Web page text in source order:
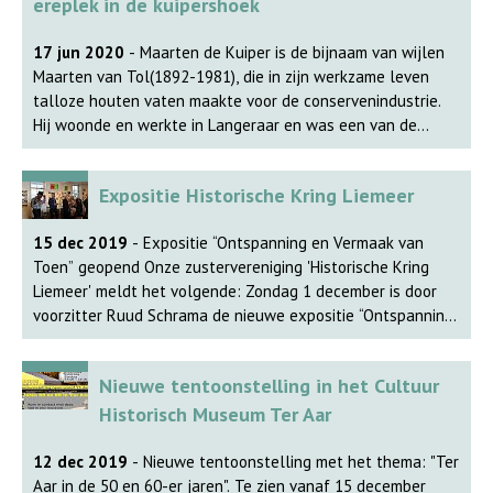
geopend op woensdag, zaterdag en zondag van 14:00 tot
16:00 uur.
17 jun 2020 - Maarten de Kuiper is de bijnaam van wijlen
Maarten van Tol(1892-1981), die in zijn werkzame leven
talloze houten vaten maakte voor de conservenindustrie.
Hij woonde en werkte in Langeraar en was een van de
makers en restaurateurs van houten vaten, waarin
augurken werden bewaard en vervoerd. De houten vaten
waren onmisbaar in de conservenindustrie van Ter Aar. De
verzameling kwam na diens overlijden terecht bij
kleindochter Jeannette van der Geest-van Tol, die
tenslotte het museum belde en de gehele verzameling
schonk aan het museum in Ter Aar. “Ja, mijn man bewaarde
het jarenlang in ons magazijn, maar ik heb liever, dat
mensen het gereedschap kunnen bekijken en wij daarmee
een bijdrage leveren aan het bewaren en kenbaar maken
van de geschiedenis van Ter Aar.” Het museum,
Westkanaalweg 118, nabij Aardamse Brug, herbergt al een
en vervening van de polders. De verzameling gereedschap
van ’de Kuiper’ bestaat uit bodem- en dekselschaven,
Expositie Historische Kring Liemeer
15 dec 2019 - Expositie “Ontspanning en Vermaak van
Toen” geopend Onze zustervereniging 'Historische Kring
Liemeer' meldt het volgende: Zondag 1 december is door
voorzitter Ruud Schrama de nieuwe expositie “Ontspanning
en Vermaak van Toen” geopend. Zoals de titel aangeeft,
laat de expositie door middel van foto’s, affiches,
programma- en toneelboekjes zien hoe de inwoners van
Nieuwveen en Zevenhoven zich vroeger vermaakten in
andere ontspanningsactiviteiten. Meer over de expositie
leest u op de site www.historischekringliemeer.nl
Nieuwe tentoonstelling in het Cultuur
Historisch Museum Ter Aar
12 dec 2019 - Nieuwe tentoonstelling met het thema: "Ter
Aar in de 50 en 60-er jaren". Te zien vanaf 15 december